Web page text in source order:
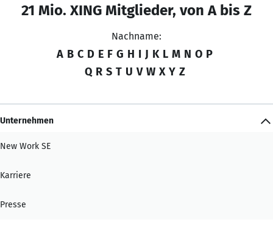
21 Mio. XING Mitglieder, von A bis Z
Nachname:
A B C D E F G H I J K L M N O P
Q R S T U V W X Y Z
Unternehmen
New Work SE
Karriere
Presse